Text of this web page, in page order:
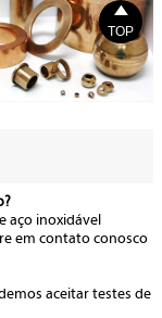
aço inoxidável
em contato conosco
aceitar testes de

TOP